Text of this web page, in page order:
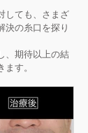
しても、さまざ
決の糸口を探り
、期待以上の結
す。